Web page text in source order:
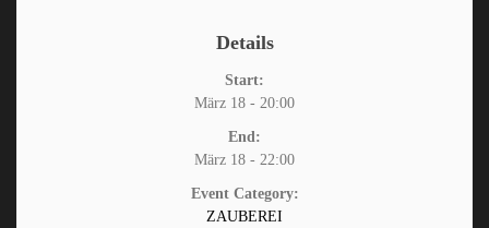
Details
Start:
März 18 - 20:00
End:
März 18 - 22:00
Event Category:
ZAUBEREI